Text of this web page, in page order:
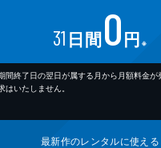
31 日間0円 ※
間終了日の翌日が属する月から月額料金が
いたしません。
最新作のレンタルに使える